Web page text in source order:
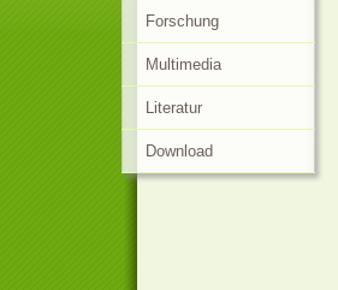
Forschung
Multimedia
Literatur
Download